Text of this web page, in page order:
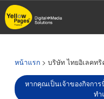
ข้าม
ไป
หน้าแรก > บริษัท ไทยอิเลคท
หากคุณเป็นเจ้าของกิจกา
ทำ